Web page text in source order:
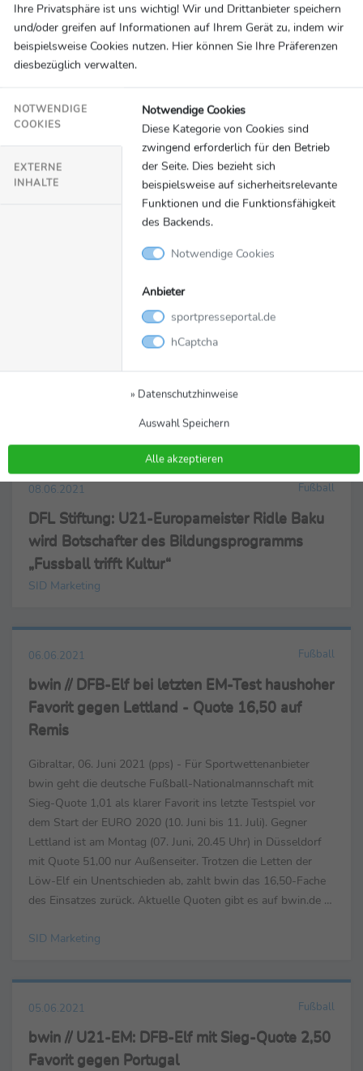
08.06.2021 Soziales Engagement
Deutscher Fußball Botschafter e.V. startet
große Kunstaktion mit Berti Vogts
08.06.2021 Fußball
DFL Stiftung: U21-Europameister Ridle Baku
wird Botschafter des Bildungsprogramms
„Fussball trifft Kultur“
SID Marketing
06.06.2021 Fußball
bwin // DFB-Elf bei letzten EM-Test haushoher
Favorit gegen Lettland - Quote 16,50 auf
Remis
Gibraltar, 06. Juni 2021 (pps) - Für Sportwettenanbieter
bwin geht die deutsche Fußball-Nationalmannschaft mit
Sieg-Quote 1,01 als klarer Favorit ins letzte Testspiel vor
dem Start der EURO 2020 (10. Juni bis 11. Juli). Gegner
Lettland ist am Montag (07. Juni, 20.45 Uhr) in Düsseldorf
mit Quote 51,00 nur Außenseiter. Trotzen die Letten der
Löw-Elf ein Unentschieden ab, zahlt bwin das 16,50-Fache
des Einsatzes zurück. Aktuelle Quoten gibt es auf bwin.de -
SID Marketing
05.06.2021 Fußball
bwin // U21-EM: DFB-Elf mit Sieg-Quote 2,50
Favorit gegen Portugal
Ihre Privatsphäre ist uns wichtig! Wir und Drittanbieter speichern
und/oder greifen auf Informationen auf Ihrem Gerät zu, indem wir
beispielsweise Cookies nutzen. Hier können Sie Ihre Präferenzen
diesbezüglich verwalten.
NOTWENDIGE
COOKIES
EXTERNE
INHALTE
Notwendige Cookies
Diese Kategorie von Cookies sind
zwingend erforderlich für den Betrieb
der Seite. Dies bezieht sich
beispielsweise auf sicherheitsrelevante
Funktionen und die Funktionsfähigkeit
des Backends.
Notwendige Cookies
Anbieter
sportpresseportal.de
hCaptcha
» Datenschutzhinweise
Auswahl Speichern
Alle akzeptieren